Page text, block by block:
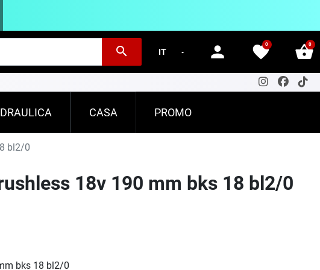
search person favorite
0 shopping_basket
0
CASA PROMO
bl2/0
18v 190 mm bks 18 bl2/0
bks 18 bl2/0